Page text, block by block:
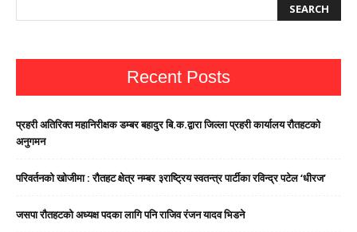
Recent Posts
प्रहरी अतिरिक्त महानिरीक्षक डम्बर बहादुर बि.क.द्वारा जिल्ला प्रहरी कार्यालय रौतहटको
अनुगमन
परिवर्तनको खोजीमा : रौतहट क्षेत्र नम्बर ३राष्ट्रिय स्वतन्त्र पार्टीका रविन्द्र पटेल ‘धीरज’
जसपा राैतहटको अध्यक्ष पदका लागि पनि राजिव रंजन यादव भिडने